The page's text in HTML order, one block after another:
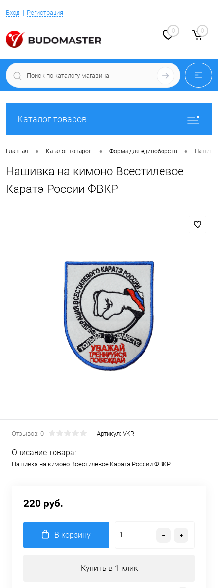
Вход Регистрация
0 0
Каталог товаров
Главная • Каталог товаров • Форма для единоборств •
Нашивка на кимоно Всестилевое
Каратэ России ФВКР
Отзывов: 0 Артикул: VKR
Описание товара:
Нашивка на кимоно Всестилевое Каратэ России ФВКР
220 руб.
В корзину
Купить в 1 клик